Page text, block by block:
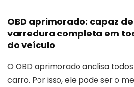
OBD aprimorado: capaz
varredura completa em
do veículo
O OBD aprimorado analisa
carro. Por isso, ele pode ser o